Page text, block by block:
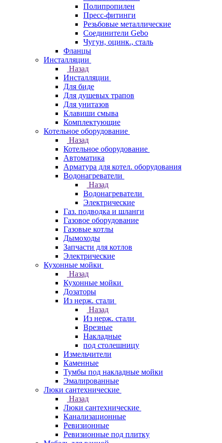
Полипропилен
Пресс-фитинги
Резьбовые металлические
Соединители Gebo
Чугун, оцинк., сталь
Фланцы
Инсталляции
Назад
Инсталляции
Для биде
Для душевых трапов
Для унитазов
Клавиши смыва
Комплектующие
Котельное оборудование
Назад
Котельное оборудование
Автоматика
Арматура для котел. оборудования
Водонагреватели
Назад
Водонагреватели
Электрические
Газ. подводка и шланги
Газовое оборудование
Газовые котлы
Дымоходы
Запчасти для котлов
Электрические
Кухонные мойки
Назад
Кухонные мойки
Дозаторы
Из нерж. стали
Назад
Из нерж. стали
Врезные
Накладные
под столешницу
Измельчители
Каменные
Тумбы под накладные мойки
Эмалированные
Люки сантехнические
Назад
Люки сантехнические
Канализационные
Ревизионные
Ревизионные под плитку